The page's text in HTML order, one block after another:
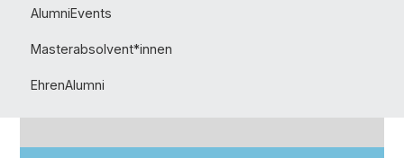
AlumniEvents
Masterabsolvent*innen
EhrenAlumni